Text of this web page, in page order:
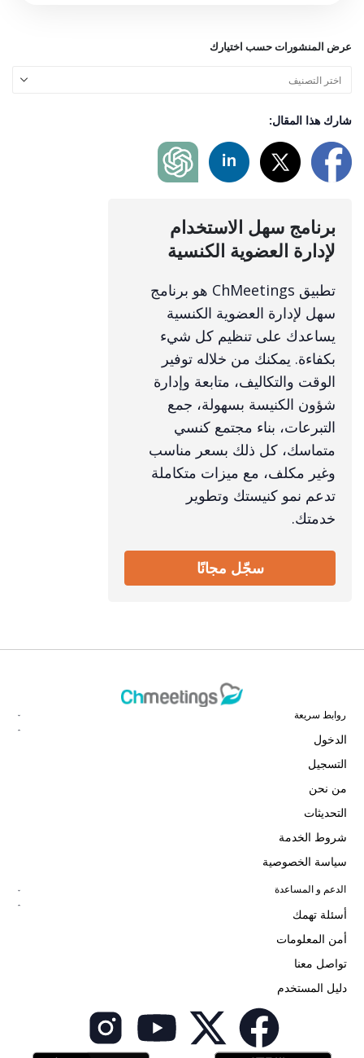
عرض المنشورات حسب اختيارك
شارك هذا المقال:
برنامج سهل الاستخدام
لإدارة العضوية الكنسية
تطبيق ChMeetings هو برنامج
سهل لإدارة العضوية الكنسية
يساعدك على تنظيم كل شيء
بكفاءة. يمكنك من خلاله توفير
الوقت والتكاليف، متابعة وإدارة
شؤون الكنيسة بسهولة، جمع
التبرعات، بناء مجتمع كنسي
متماسك، كل ذلك بسعر مناسب
وغير مكلف، مع ميزات متكاملة
تدعم نمو كنيستك وتطوير
خدمتك.
سجّل مجانًا
روابط سريعة
الدخول
التسجيل
من نحن
التحديثات
شروط الخدمة
سياسة الخصوصية
الدعم و المساعدة
أسئلة تهمك
أمن المعلومات
تواصل معنا
دليل المستخدم